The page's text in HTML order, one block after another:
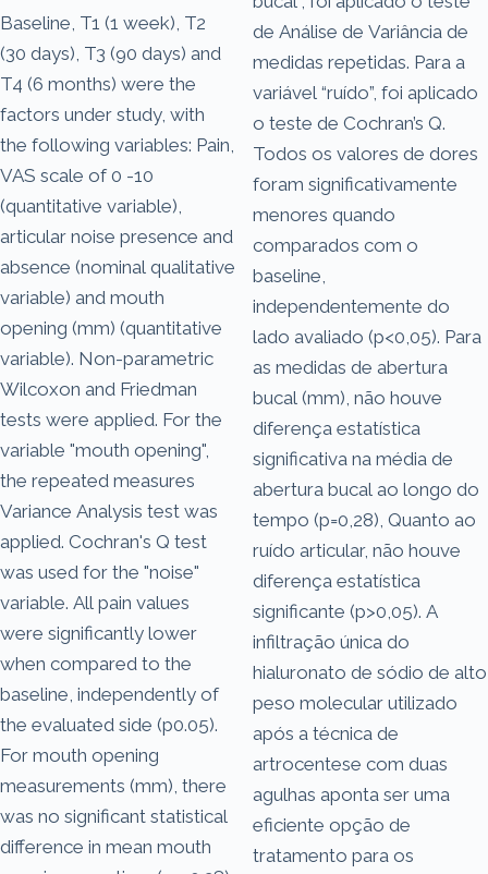
Baseline, T1 (1 week), T2
(30 days), T3 (90 days) and
T4 (6 months) were the
factors under study, with
the following variables: Pain,
VAS scale of 0 -10
(quantitative variable),
articular noise presence and
absence (nominal qualitative
variable) and mouth
opening (mm) (quantitative
variable). Non-parametric
Wilcoxon and Friedman
tests were applied. For the
variable "mouth opening",
the repeated measures
Variance Analysis test was
applied. Cochran's Q test
was used for the "noise"
variable. All pain values
were significantly lower
when compared to the
baseline, independently of
the evaluated side (p0.05).
For mouth opening
measurements (mm), there
was no significant statistical
difference in mean mouth
de Análise de Variância de
medidas repetidas. Para a
variável “ruído”, foi aplicado
o teste de Cochran’s Q.
Todos os valores de dores
foram significativamente
menores quando
comparados com o
baseline,
independentemente do
lado avaliado (p<0,05). Para
as medidas de abertura
bucal (mm), não houve
diferença estatística
significativa na média de
abertura bucal ao longo do
tempo (p=0,28), Quanto ao
ruído articular, não houve
diferença estatística
significante (p>0,05). A
infiltração única do
hialuronato de sódio de alto
peso molecular utilizado
após a técnica de
artrocentese com duas
agulhas aponta ser uma
eficiente opção de
tratamento para os